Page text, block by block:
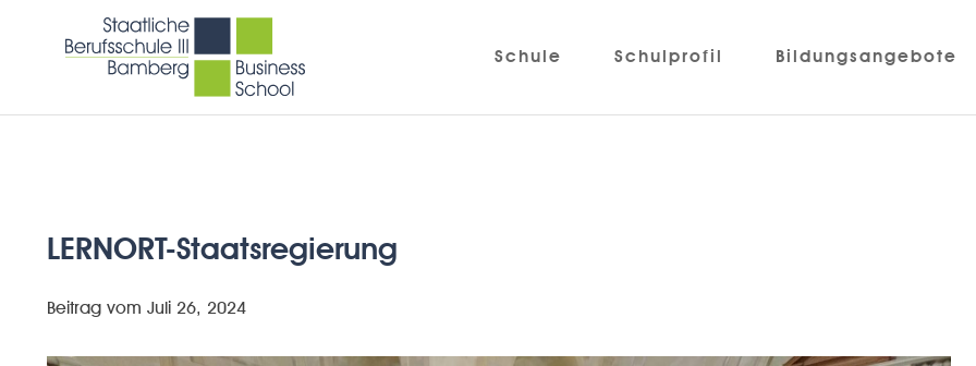
Schule Schulprofil Bildungsangebote
LERNORT-Staatsregierung
Beitrag vom Juli 26, 2024